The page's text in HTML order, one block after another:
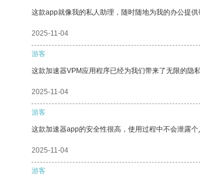
这款app就像我的私人助理，随时随地为我的办公提
2025-11-04
游客
这款加速器VPM应用程序已经为我们带来了无限的隐
2025-11-04
游客
这款加速器app的安全性很高，使用过程中不会泄露个
2025-11-04
游客